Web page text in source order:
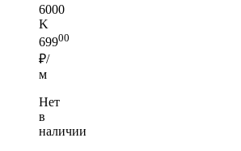
6000
K
69900
₽/
м
Нет
в
наличии